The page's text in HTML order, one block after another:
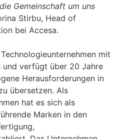
Gemeinschaft um uns
Stirbu, Head of
bei Accesa.
mit
verfügt über 20 Jahre
Herausforderungen in
übersetzen. Als
hat es sich als
Marken in den